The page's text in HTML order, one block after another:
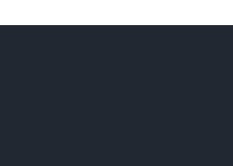
professionnelle des diplômés